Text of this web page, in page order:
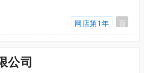
网店第1年 百
公司